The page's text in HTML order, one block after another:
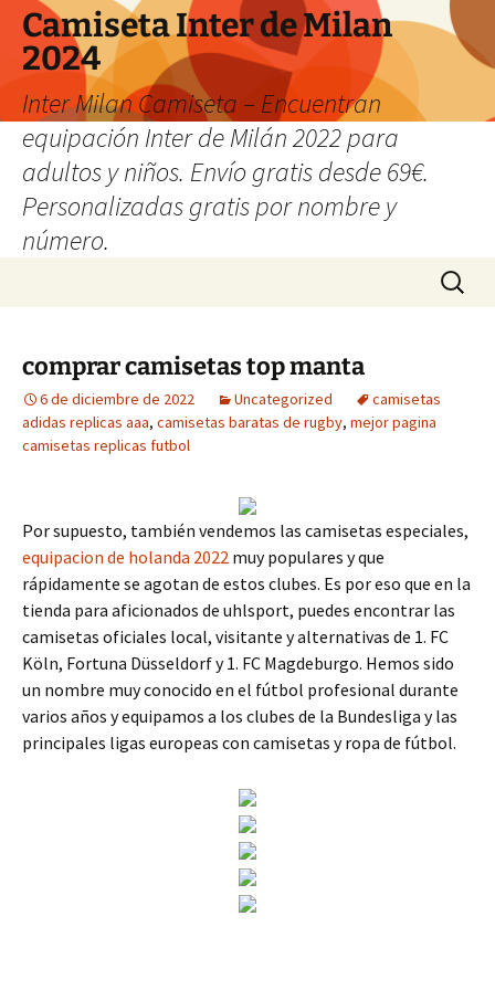
Camiseta Inter de Milan
2024
Inter Milan Camiseta – Encuentran
equipación Inter de Milán 2022 para
adultos y niños. Envío gratis desde 69€.
Personalizadas gratis por nombre y
número.
Buscar:
comprar camisetas top manta
6 de diciembre de 2022 Uncategorized
camisetas
adidas replicas aaa, camisetas baratas de rugby, mejor pagina
camisetas replicas futbol
Por supuesto, también vendemos las camisetas especiales,
equipacion de holanda 2022 muy populares y que
rápidamente se agotan de estos clubes. Es por eso que en la
tienda para aficionados de uhlsport, puedes encontrar las
camisetas oficiales local, visitante y alternativas de 1. FC
Köln, Fortuna Düsseldorf y 1. FC Magdeburgo. Hemos sido
un nombre muy conocido en el fútbol profesional durante
varios años y equipamos a los clubes de la Bundesliga y las
principales ligas europeas con camisetas y ropa de fútbol.